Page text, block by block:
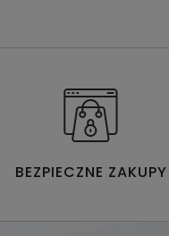
BEZPIECZNE ZAKUPY